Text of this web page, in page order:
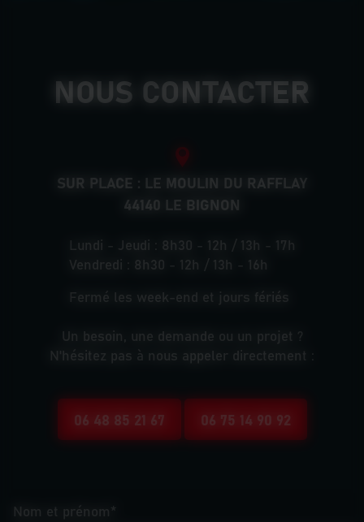
Nom et prénom*
NOUS CONTACTER
SUR PLACE : LE MOULIN DU RAFFLAY
44140 LE BIGNON
Lundi - Jeudi : 8h30 - 12h / 13h - 17h
Vendredi : 8h30 - 12h / 13h - 16h
Fermé les week-end et jours fériés
Un besoin, une demande ou un projet ?
N'hésitez pas à nous appeler directement :
06 48 85 21 67 06 75 14 90 92